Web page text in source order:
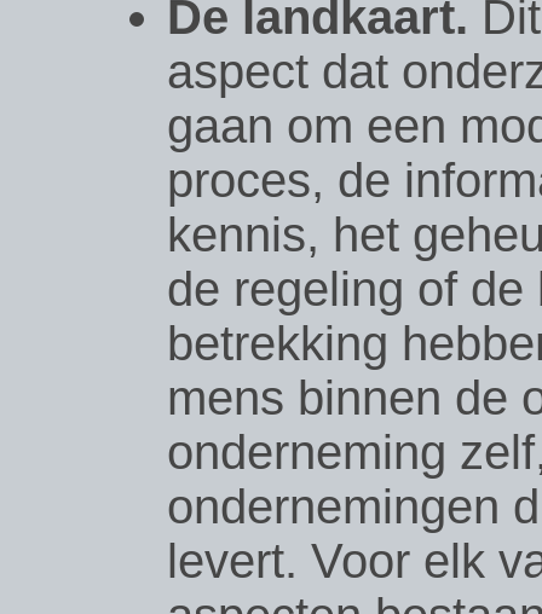
De landkaart.
aspect dat
gaan om een
proces, de
kennis, het
de regeling of
betrekking
mens binnen de
onderneming
ondernemingen
levert. Voor elk